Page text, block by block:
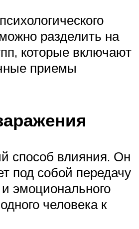
разделить на
которые включают
приемы
способ влияния. Он
под собой передачу
и эмоционального
человека к